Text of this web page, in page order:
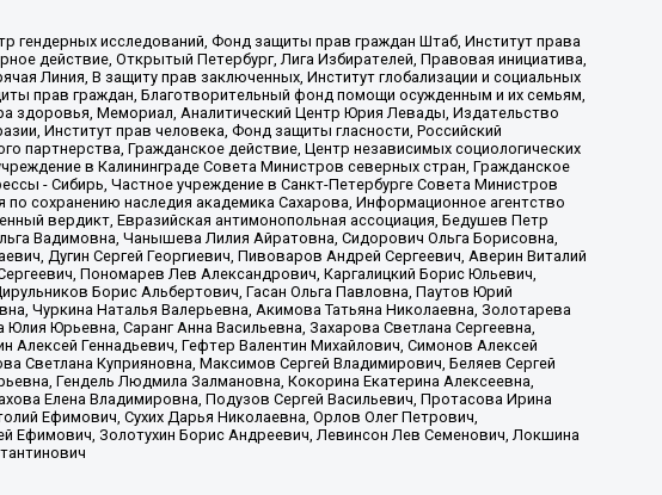
гендерных исследований, Фонд защиты прав граждан Штаб, Институт права
действие, Открытый Петербург, Лига Избирателей, Правовая инициатива,
Линия, В защиту прав заключенных, Институт глобализации и социальных
прав граждан, Благотворительный фонд помощи осужденным и их семьям,
здоровья, Мемориал, Аналитический Центр Юрия Левады, Издательство
Институт прав человека, Фонд защиты гласности, Российский
партнерства, Гражданское действие, Центр независимых социологических
в Калининграде Совета Министров северных стран, Гражданское
- Сибирь, Частное учреждение в Санкт-Петербурге Совета Министров
сохранению наследия академика Сахарова, Информационное агентство
вердикт, Евразийская антимонопольная ассоциация, Бедушев Петр
Вадимовна, Чанышева Лилия Айратовна, Сидорович Ольга Борисовна,
Дугин Сергей Георгиевич, Пивоваров Андрей Сергеевич, Аверин Виталий
Пономарев Лев Александрович, Каргалицкий Борис Юльевич,
Борис Альбертович, Гасан Ольга Павловна, Паутов Юрий
Чуркина Наталья Валерьевна, Акимова Татьяна Николаевна, Золотарева
Юрьевна, Саранг Анна Васильевна, Захарова Светлана Сергеевна,
Геннадьевич, Гефтер Валентин Михайлович, Симонов Алексей
Светлана Куприяновна, Максимов Сергей Владимирович, Беляев Сергей
Гендель Людмила Залмановна, Кокорина Екатерина Алексеевна,
Елена Владимировна, Подузов Сергей Васильевич, Протасова Ирина
Ефимович, Сухих Дарья Николаевна, Орлов Олег Петрович,
Ефимович, Золотухин Борис Андреевич, Левинсон Лев Семенович, Локшина